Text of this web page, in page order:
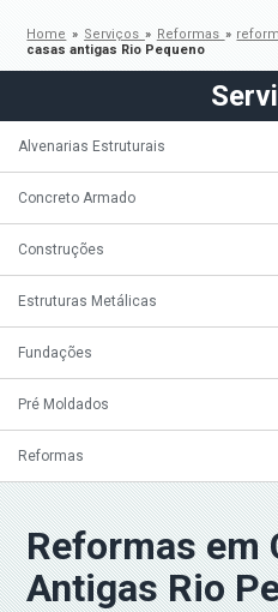
Home » Serviços » Reformas »
casas antigas Rio Pequeno
Alvenarias Estruturais
Concreto Armado
Construções
Estruturas Metálicas
Fundações
Pré Moldados
Reformas
Reformas em
Antigas Rio